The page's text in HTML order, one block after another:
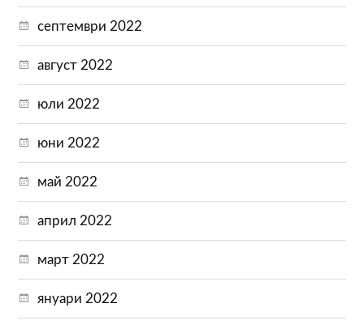
септември 2022
август 2022
юли 2022
юни 2022
май 2022
април 2022
март 2022
януари 2022